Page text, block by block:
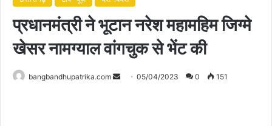
प्रधानमंत्री ने भूटान नरेश महामहिम जिग्मे
खेसर नामग्याल वांगचुक से भेंट की
bangbandhupatrika.com
Send05/04/2023 0 151